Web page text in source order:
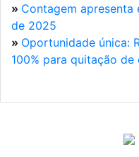
» Contagem
de 2025
» Oportunidade única:
100% para quitação de